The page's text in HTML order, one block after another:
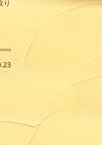
り